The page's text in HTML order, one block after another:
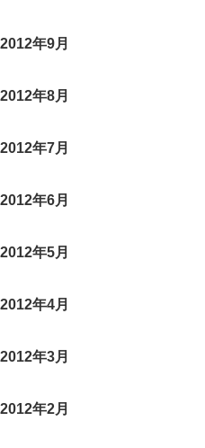
2012年9月
2012年8月
2012年7月
2012年6月
2012年5月
2012年4月
2012年3月
2012年2月